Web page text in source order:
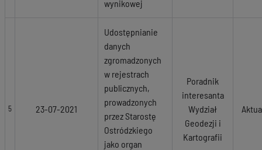
wynikowej
5 23-07-2021
Udostępnianie
danych
zgromadzonych
w rejestrach
publicznych,
prowadzonych
przez Starostę
Ostródzkiego
jako organ
Poradnik
interesanta
Wydział
Geodezji i
Kartografii